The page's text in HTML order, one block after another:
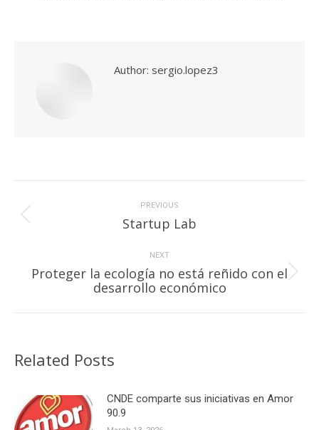
Author: sergio.lopez3
PREVIOUS
Previous
post:
Startup Lab
NEXT
Next
post:
Proteger la ecología no está reñido con el
desarrollo económico
Related Posts
CNDE comparte sus iniciativas en Amor
90.9